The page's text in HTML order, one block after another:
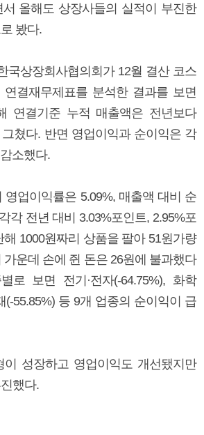
올해도 상장사들의 실적이 부진한
봤다.
국상장회사협의회가 12월 결산 코스
결재무제표를 분석한 결과를 보면
연결기준 누적 매출액은 전년보다
쳤다. 반면 영업이익과 순이익은 각
소했다.
영업이익률은 5.09%, 매출액 대비 순
각 전년 대비 3.03%포인트, 2.95%포
해 1000원짜리 상품을 팔아 51원가량
운데 손에 쥔 돈은 26원에 불과했다
로 보면 전기·전자(-64.75%), 화학
(-55.85%) 등 9개 업종의 순이익이 급
이 성장하고 영업이익도 개선됐지만
했다.